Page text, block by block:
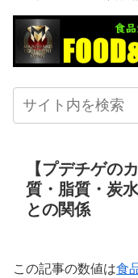
【プデチゲの
質・脂質・炭
との関係
この記事の数値は食